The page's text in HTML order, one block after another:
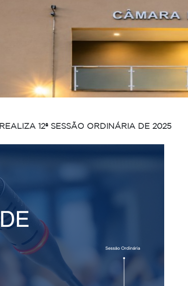
12ª SESSÃO ORDINÁRIA DE 2025